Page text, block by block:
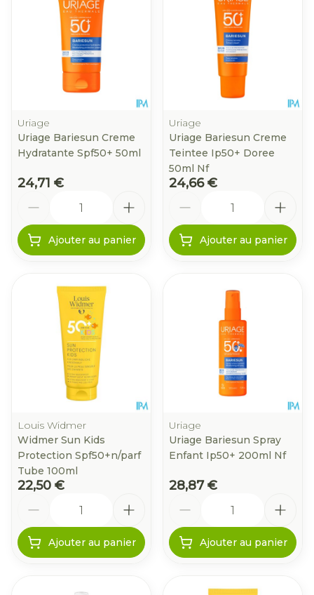
Uriage
Uriage Bariesun Creme
Hydratante Spf50+ 50ml
24,71 €
Ajouter au panier
Uriage
Uriage Bariesun Creme
Teintee Ip50+ Doree
50ml Nf
24,66 €
Ajouter au panier
Louis Widmer
Widmer Sun Kids
Protection Spf50+n/parf
Tube 100ml
22,50 €
Ajouter au panier
Uriage
Uriage Bariesun Spray
Enfant Ip50+ 200ml Nf
28,87 €
Ajouter au panier